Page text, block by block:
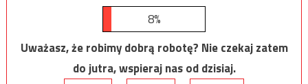
8%
Uważasz, że robimy dobrą robotę? Nie czekaj zatem
do jutra, wspieraj nas od dzisiaj.